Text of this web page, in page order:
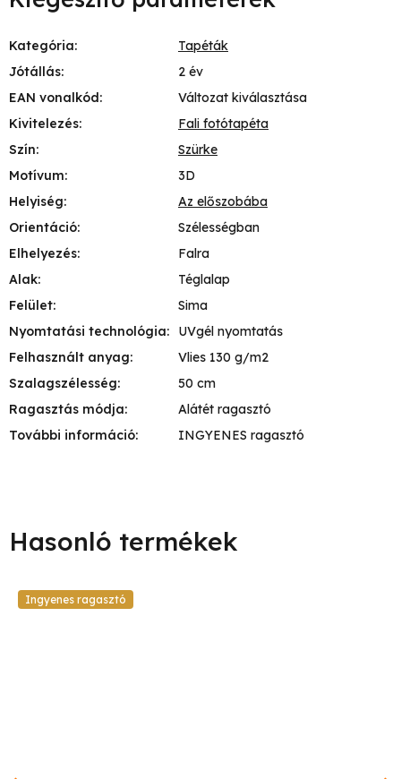
Kategória:
Tapéták
Jótállás:
2 év
EAN vonalkód:
Változat kiválasztása
Kivitelezés:
Fali fotótapéta
Szín:
Szürke
Motívum:
3D
Helyiség:
Az előszobába
Orientáció:
Szélességban
Elhelyezés:
Falra
Alak:
Téglalap
Felület:
Sima
Nyomtatási technológia:
UVgél nyomtatás
Felhasznált anyag:
Vlies 130 g/m2
Szalagszélesség:
50 cm
Ragasztás módja:
Alátét ragasztó
További információ: INGYENES ragasztó
Ingyenes ragasztó